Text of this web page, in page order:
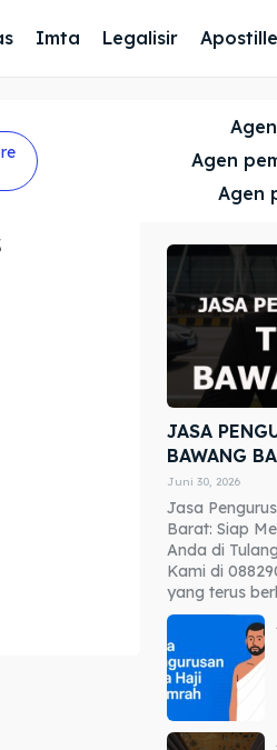
destinations
destinations
Imta Legalisir Apostille
Agen
Agen
JASA
BAWANG
Juni 30, 2026
Jasa
Barat: Siap
Anda di
Kami di
yang terus